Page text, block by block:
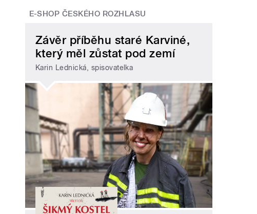
E-SHOP ČESKÉHO ROZHLASU
Závěr příběhu staré Karviné,
který měl zůstat pod zemí
Karin Lednická, spisovatelka